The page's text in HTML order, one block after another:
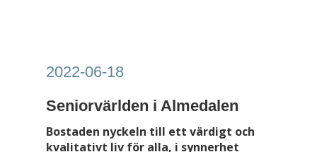
2022-06-18
Seniorvärlden i Almedalen
Bostaden nyckeln till ett värdigt och
kvalitativt liv för alla, i synnerhet